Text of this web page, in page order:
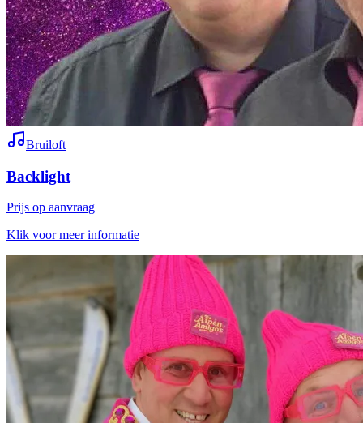
Bruiloft
Backlight
Prijs op aanvraag
Klik voor meer informatie